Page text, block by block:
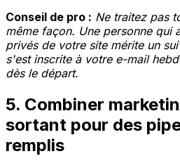
Conseil de pro : Ne traitez pas
même façon. Une personne qui
privés de votre site mérite un
s'est inscrite à votre e-mail
dès le départ.
5. Combiner
sortant pour des
remplis